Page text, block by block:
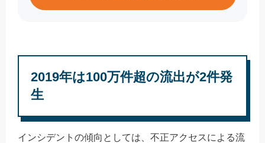
2019年は100万件超の流出が2件発
生
インシデントの傾向としては、不正アクセスによる流